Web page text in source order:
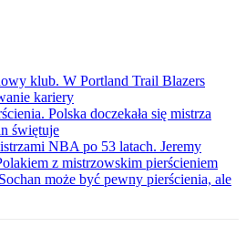
klub. W Portland Trail Blazers
kariery
Polska doczekała się mistrza
świętuje
NBA po 53 latach. Jeremy
z mistrzowskim pierścieniem
może być pewny pierścienia, ale